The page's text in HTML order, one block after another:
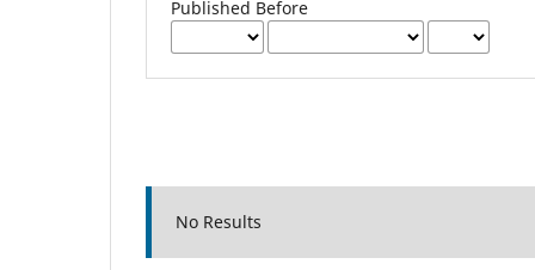
Published Before
No Results